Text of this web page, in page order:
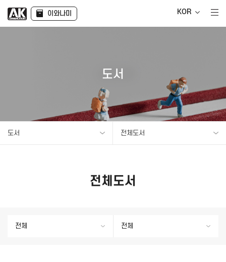
이와나미 KOR
도서
도서 전체도서
전체도서
전체 전체